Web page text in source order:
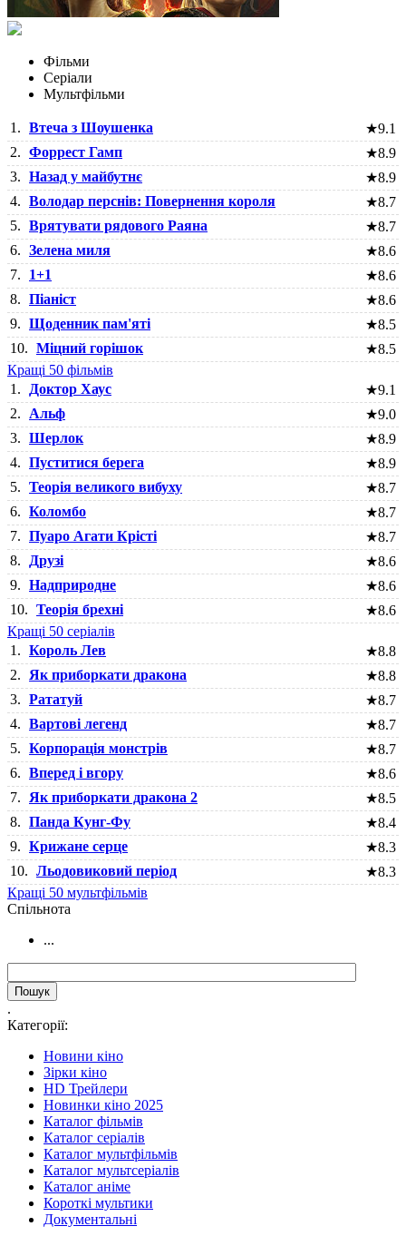
Фільми
Серіали
Мультфільми
1. Втеча з Шоушенка ★9.1
2. Форрест Гамп ★8.9
3. Назад у майбутнє ★8.9
4. Володар перснів: Повернення короля ★8.7
5. Врятувати рядового Раяна ★8.7
6. Зелена миля ★8.6
7.
1+1 ★8.6
8. Піаніст ★8.6
9. Щоденник пам'яті ★8.5
10. Міцний горішок ★8.5
Кращі 50 фільмів
1.
Доктор Хаус ★9.1
2.
Альф ★9.0
3. Шерлок ★8.9
4. Пуститися берега ★8.9
5. Теорія великого вибуху ★8.7
6. Коломбо ★8.7
7. Пуаро Агати Крісті ★8.7
8.
Друзі ★8.6
9. Надприродне ★8.6
10. Теорія брехні ★8.6
Кращі 50 серіалів
1. Король Лев ★8.8
2.
Як приборкати дракона ★8.8
3. Рататуй ★8.7
4. Вартові легенд ★8.7
5. Корпорація монстрів ★8.7
6. Вперед і вгору ★8.6
7.
Як приборкати дракона 2 ★8.5
8. Панда Кунг-Фу ★8.4
9. Крижане серце ★8.3
10. Льодовиковий період ★8.3
Кращі 50 мультфільмів
Cпільнота
...
.
Категорії:
Новини кіно
Зірки кіно
HD Трейлери
Новинки кіно 2025
Каталог фільмів
Каталог серіалів
Каталог мультфільмів
Каталог мультсеріалів
Каталог аніме
Короткі мультики
Документальні